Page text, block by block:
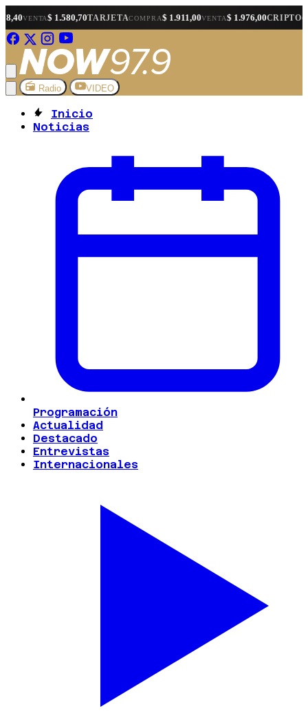
$ 1.580,70TARJETACOMPRA$ 1.911,00VENTA$ 1.976,00CRIPTOCOMPRA$
Radio VIDEO
Inicio
Noticias
Programación
Actualidad
Destacado
Entrevistas
Internacionales